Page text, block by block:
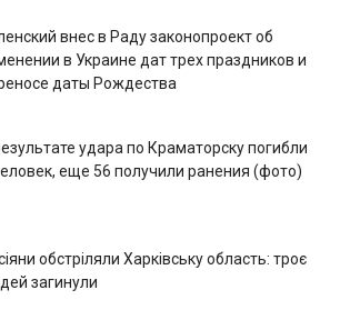
внес в Раду законопроект об
в Украине дат трех праздников и
даты Рождества
удара по Краматорску погибли
еще 56 получили ранения (фото)
обстріляли Харківську область: троє
загинули